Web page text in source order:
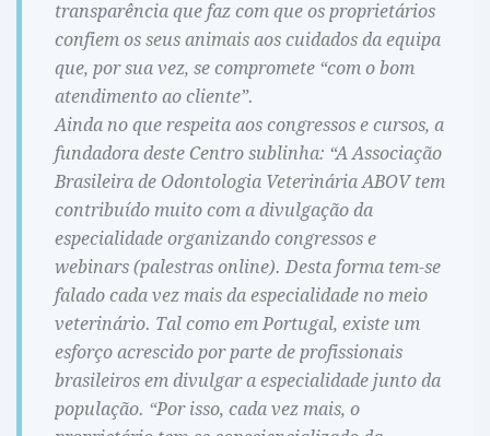
transparência que faz com que os proprietários
confiem os seus animais aos cuidados da equipa
que, por sua vez, se compromete “com o bom
atendimento ao cliente”.
Ainda no que respeita aos congressos e cursos, a
fundadora deste Centro sublinha: “A Associação
Brasileira de Odontologia Veterinária ABOV tem
contribuído muito com a divulgação da
especialidade organizando congressos e
webinars (palestras online). Desta forma tem-se
falado cada vez mais da especialidade no meio
veterinário. Tal como em Portugal, existe um
esforço acrescido por parte de profissionais
brasileiros em divulgar a especialidade junto da
população. “Por isso, cada vez mais, o